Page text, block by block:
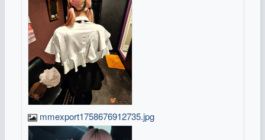
mmexport1758676912735.jpg